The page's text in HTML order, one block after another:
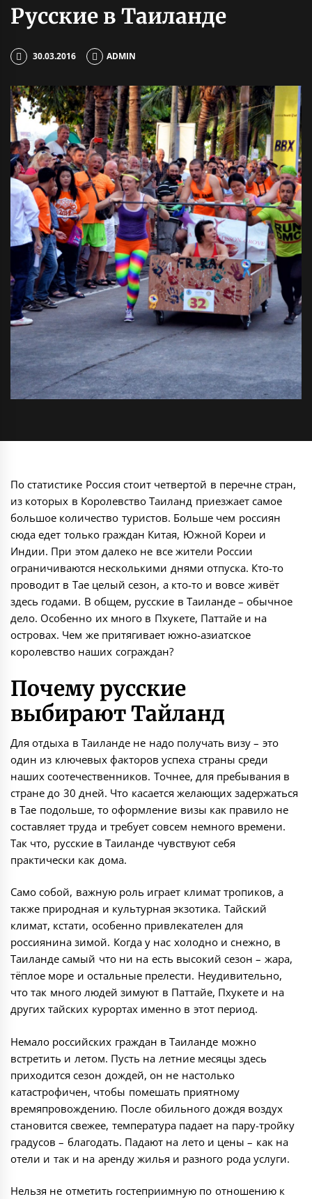
Русские в Таиланде
30.03.2016 ADMIN
По статистике Россия стоит четвертой в перечне стран,
из которых в Королевство Таиланд приезжает самое
большое количество туристов. Больше чем россиян
сюда едет только граждан Китая, Южной Кореи и
Индии. При этом далеко не все жители России
ограничиваются несколькими днями отпуска. Кто-то
проводит в Тае целый сезон, а кто-то и вовсе живёт
здесь годами. В общем, русские в Таиланде – обычное
дело. Особенно их много в Пхукете, Паттайе и на
островах. Чем же притягивает южно-азиатское
королевство наших сограждан?
Почему русские
выбирают Тайланд
Для отдыха в Таиланде не надо получать визу – это
один из ключевых факторов успеха страны среди
наших соотечественников. Точнее, для пребывания в
стране до 30 дней. Что касается желающих задержаться
в Тае подольше, то оформление визы как правило не
составляет труда и требует совсем немного времени.
Так что, русские в Таиланде чувствуют себя
практически как дома.
Само собой, важную роль играет климат тропиков, а
также природная и культурная экзотика. Тайский
климат, кстати, особенно привлекателен для
россиянина зимой. Когда у нас холодно и снежно, в
Таиланде самый что ни на есть высокий сезон – жара,
тёплое море и остальные прелести. Неудивительно,
что так много людей зимуют в Паттайе, Пхукете и на
других тайских курортах именно в этот период.
Немало российских граждан в Таиланде можно
встретить и летом. Пусть на летние месяцы здесь
приходится сезон дождей, он не настолько
катастрофичен, чтобы помешать приятному
времяпровождению. После обильного дождя воздух
становится свежее, температура падает на пару-тройку
градусов – благодать. Падают на лето и цены – как на
отели и так и на аренду жилья и разного рода услуги.
Нельзя не отметить гостеприимную по отношению к